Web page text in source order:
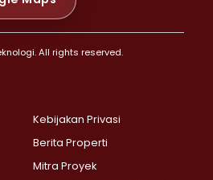
>
Hilir >
Selatan >
>
Selatan >
Labu >
All rights reserved.
Kebijakan Privasi
Berita Properti
Mitra Proyek